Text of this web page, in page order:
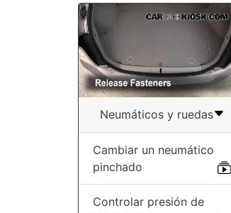
Neumáticos y ruedas
Cambiar un neumático
pinchado
Controlar presión de